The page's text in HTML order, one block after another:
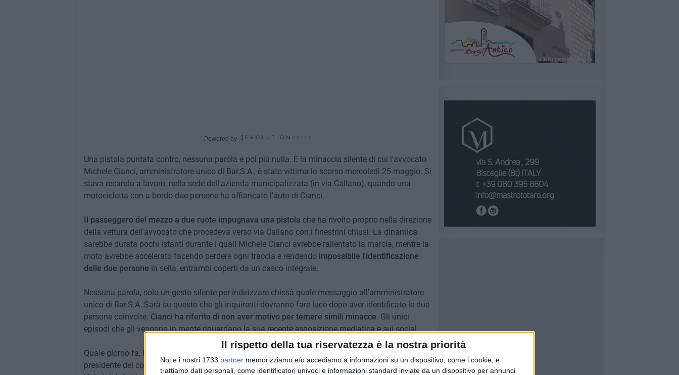
Il rispetto della tua riservatezza è la nostra priorità
Noi e i nostri 1733 partner memorizziamo e/o accediamo a informazioni su un dispositivo, come i cookie, e
trattiamo dati personali, come identificatori univoci e informazioni standard inviate da un dispositivo per annunci
Powered by
Una pistola puntata contro, nessuna parola e poi più nulla. È la minaccia silente di cui l'avvocato
Michele Cianci, amministratore unico di Bar.S.A., è stato vittima lo scorso mercoledì 25 maggio. Si
stava recando a lavoro, nella sede dell'azienda municipalizzata (in via Callano), quando una
motocicletta con a bordo due persone ha affiancato l'auto di Cianci.
Il passeggero del mezzo a due ruote impugnava una pistola che ha rivolto proprio nella direzione
della vettura dell'avvocato che procedeva verso via Callano con i finestrini chiusi. La dinamica
sarebbe durata pochi istanti durante i quali Michele Cianci avrebbe rallentato la marcia, mentre la
moto avrebbe accelerato facendo perdere ogni traccia e rendendo impossibile l'identificazione
delle due persone in sella, entrambi coperti da un casco integrale.
Nessuna parola, solo un gesto silente per indirizzare chissà quale messaggio all'amministratore
unico di Bar.S.A. Sarà su questo che gli inquirenti dovranno fare luce dopo aver identificato le due
persone coinvolte. Cianci ha riferito di non aver motivo per temere simili minacce. Gli unici
episodi che gli vengono in mente riguardano la sua recente esposizione mediatica e sui social.
Quale giorno fa, infatti, l'avvocato è stato intervistato da "
presidente del comitato "Operazione aria pulita" denunciando glisversamenti abusivi nel canale